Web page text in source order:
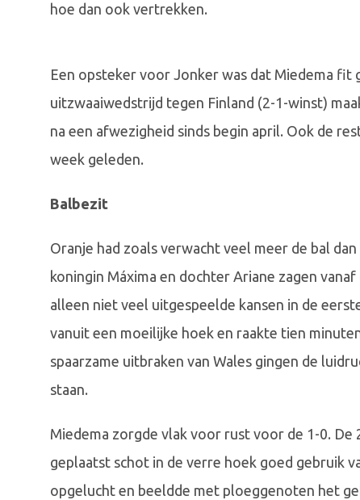
hoe dan ook vertrekken.
Een opsteker voor Jonker was dat Miedema fit
uitzwaaiwedstrijd tegen Finland (2-1-winst)
na een afwezigheid sinds begin april. Ook de
week geleden.
Balbezit
Oranje had zoals verwacht veel meer de bal
koningin Máxima en dochter Ariane zagen
alleen niet veel uitgespeelde kansen in de
vanuit een moeilijke hoek en raakte tien
spaarzame uitbraken van Wales gingen de
staan.
Miedema zorgde vlak voor rust voor de 1-0.
geplaatst schot in de verre hoek goed gebruik
opgelucht en beeldde met ploeggenoten het